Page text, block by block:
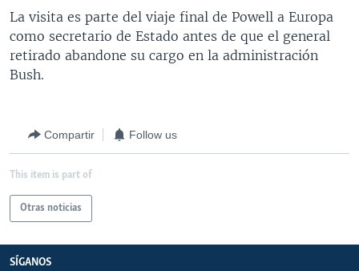
NOTA ECONÓMICA
ENTRETENIMIENTO
Idiomas
La visita es parte del viaje final de Powell a Europa
como secretario de Estado antes de que el general
retirado abandone su cargo en la administración
Bush.
Compartir Follow us
This item is part of
Otras noticias
SÍGANOS